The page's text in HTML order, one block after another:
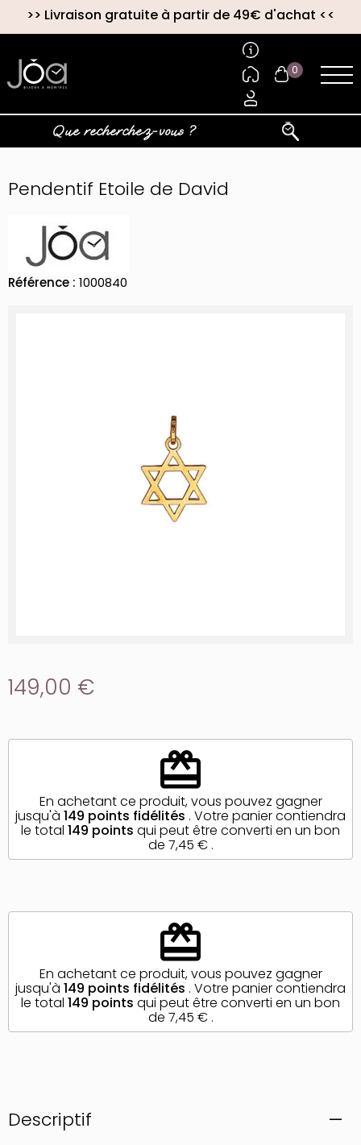
>> Livraison gratuite à partir de 49€ d'achat <<
0
Descriptif
Pendentif Etoile de David
Référence : 1000840
149,00 €
redeem
En achetant ce produit, vous pouvez gagner
jusqu'à 149 points fidélités . Votre panier contiendra
le total 149 points qui peut être converti en un bon
de 7,45 €.
redeem
En achetant ce produit, vous pouvez gagner
jusqu'à 149 points fidélités . Votre panier contiendra
le total 149 points qui peut être converti en un bon
de 7,45 €.